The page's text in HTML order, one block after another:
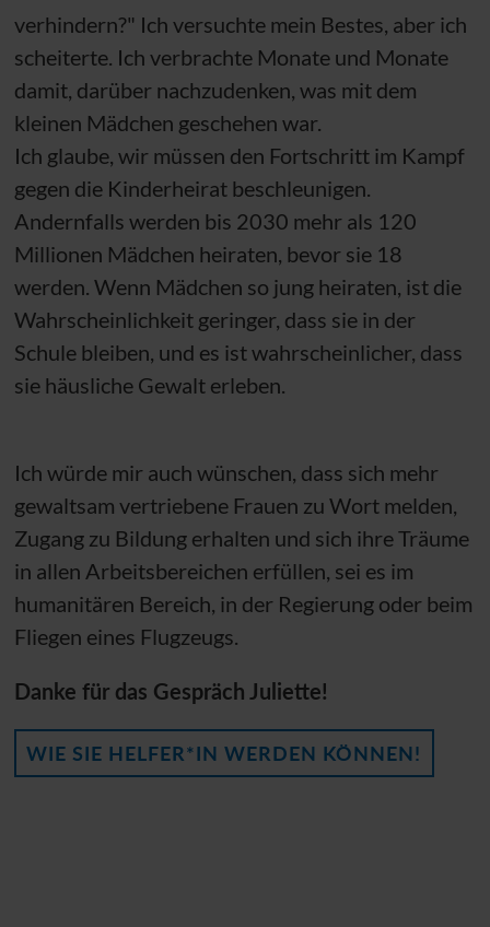
verhindern?" Ich versuchte mein Bestes, aber ich
scheiterte. Ich verbrachte Monate und Monate
damit, darüber nachzudenken, was mit dem
kleinen Mädchen geschehen war.
Ich glaube, wir müssen den Fortschritt im Kampf
gegen die Kinderheirat beschleunigen.
Andernfalls werden bis 2030 mehr als 120
Millionen Mädchen heiraten, bevor sie 18
werden. Wenn Mädchen so jung heiraten, ist die
Wahrscheinlichkeit geringer, dass sie in der
Schule bleiben, und es ist wahrscheinlicher, dass
sie häusliche Gewalt erleben.
Ich würde mir auch wünschen, dass sich mehr
gewaltsam vertriebene Frauen zu Wort melden,
Zugang zu Bildung erhalten und sich ihre Träume
in allen Arbeitsbereichen erfüllen, sei es im
humanitären Bereich, in der Regierung oder beim
Fliegen eines Flugzeugs.
Danke für das Gespräch Juliette!
WIE SIE HELFER*IN WERDEN KÖNNEN!